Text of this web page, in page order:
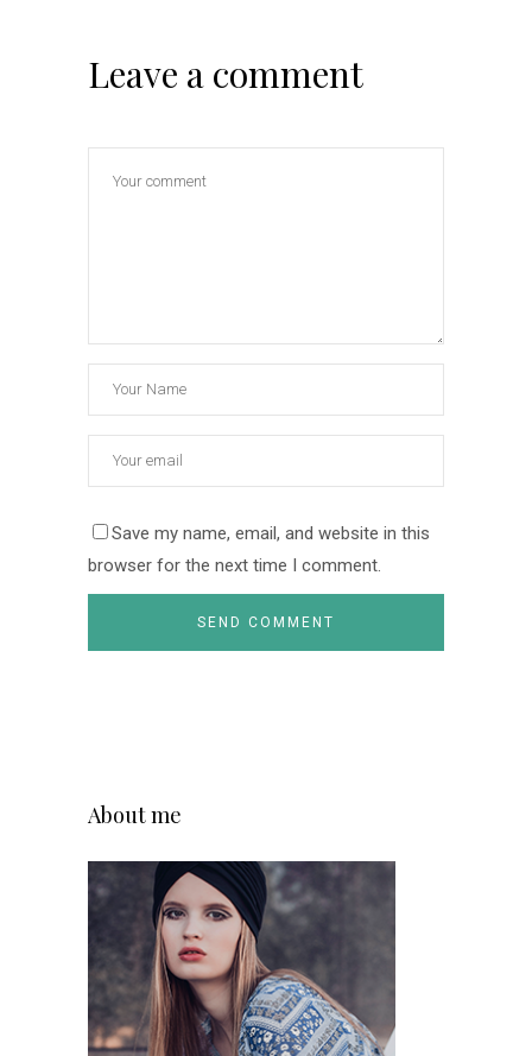
Leave a comment
Save my name, email, and website in this
browser for the next time I comment.
About me